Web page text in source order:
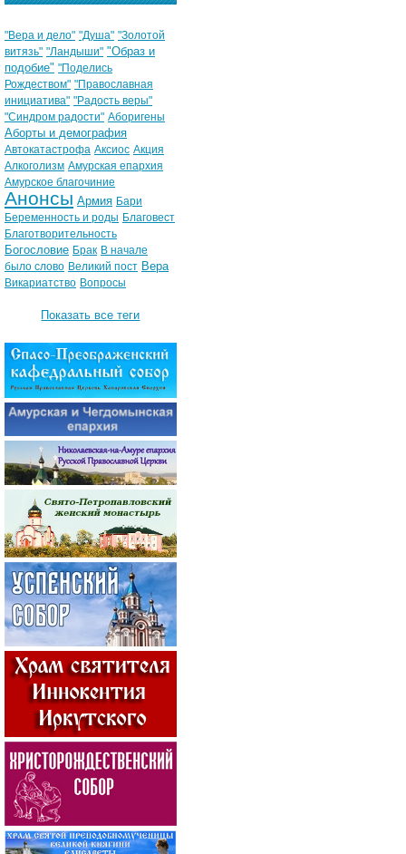
"Вера и дело" "Душа" "Золотой
витязь" "Ландыши" "Образ и
подобие" "Поделись
Рождеством" "Православная
инициатива" "Радость веры"
"Синдром радости" Аборигены
Аборты и демография
Автокатастрофа Аксиос Акция
Алкоголизм Амурская епархия
Амурское благочиние
Анонсы Армия Бари
Беременность и роды Благовест
Благотворительность
Богословие Брак В начале
было слово Великий пост Вера
Викариатство Вопросы
Показать все теги